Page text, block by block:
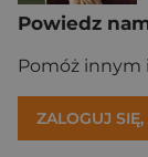
Powiedz
Pomóż innym
ZALOGUJ